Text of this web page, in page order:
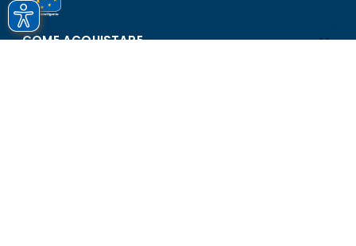
COME ACQUISTARE